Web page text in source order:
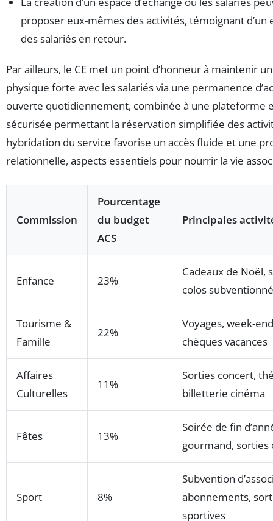
proposer eux-mêmes des activités, témoignant d’un
des salariés en retour.
Par ailleurs, le CE met un point d’honneur à maintenir
physique forte avec les salariés via une permanence
ouverte quotidiennement, combinée à une plateforme
sécurisée permettant la réservation simplifiée des
hybridation du service favorise un accès fluide et une
relationnelle, aspects essentiels pour nourrir la vie
Commission
Pourcentage
du budget
ACS
Principales
Enfance 23%
Cadeaux de Noël,
colos
Tourisme &
Famille
22%
Voyages, week-
chèques vacances
Affaires
Culturelles
11%
Sorties concert,
billetterie cinéma
Fêtes 13%
Soirée de fin
gourmand, sorties
Sport 8%
Subvention
abonnements,
sportives